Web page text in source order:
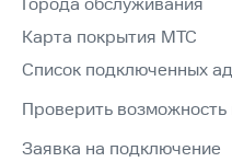
Города обслуживания
Карта покрытия МТС
Список подключенных
Проверить
Заявка на подключение